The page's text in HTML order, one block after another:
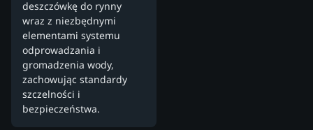
deszczówkę do rynny
wraz z niezbędnymi
elementami systemu
odprowadzania i
gromadzenia wody,
zachowując standardy
szczelności i
bezpieczeństwa.